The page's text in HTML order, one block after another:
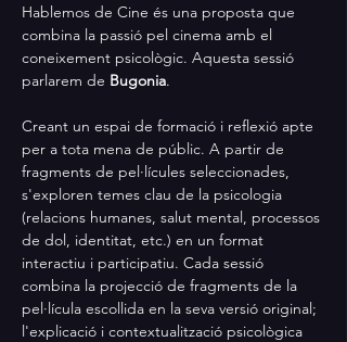
Hablemos de Cine és una proposta que
combina la passió pel cinema amb el
coneixement psicològic. Aquesta sessió
parlarem de Bugonia.
Creant un espai de formació i reflexió apte
per a tota mena de públic. A partir de
fragments de pel·lícules seleccionades,
s'exploren temes clau de la psicologia
(relacions humanes, salut mental, processos
de dol, identitat, etc.) en un format
interactiu i participatiu. Cada sessió
combina la projecció de fragments de la
pel·lícula escollida en la seva versió original;
l'explicació i contextualització psicològica